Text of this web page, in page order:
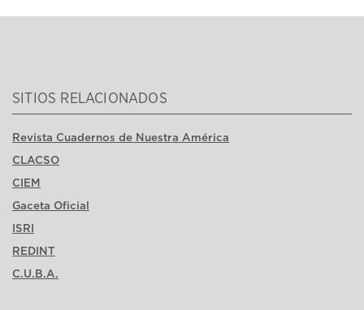
SITIOS RELACIONADOS
Revista Cuadernos de Nuestra América
CLACSO
CIEM
Gaceta Oficial
ISRI
REDINT
C.U.B.A.